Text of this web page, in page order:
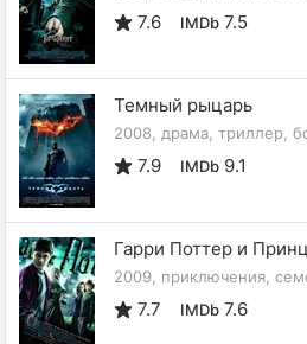
7.6 IMDb 7.5
Темный рыцарь
2008, драма, триллер,
7.9 IMDb 9.1
Гарри Поттер и
2009, приключения,
7.7 IMDb 7.6